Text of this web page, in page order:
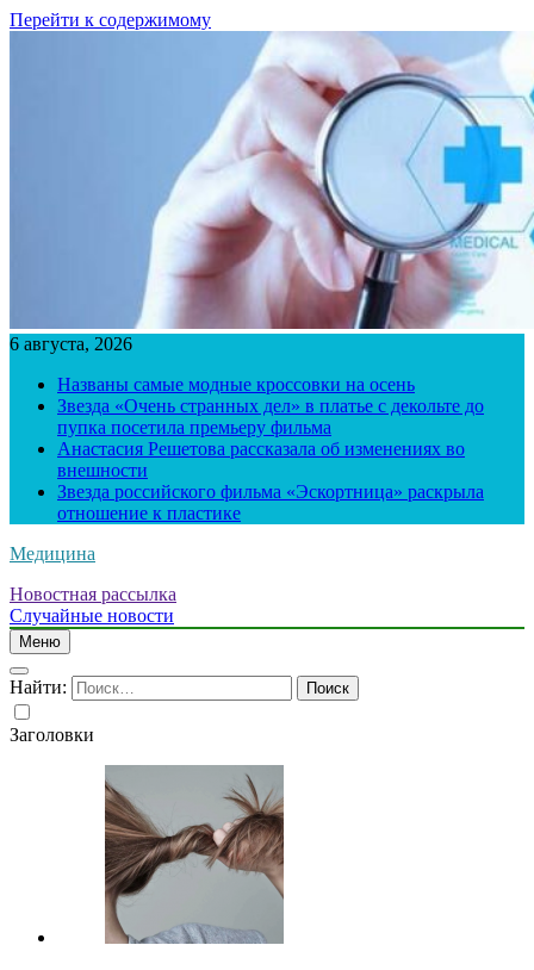
Перейти к содержимому
6 августа, 2026
Названы самые модные кроссовки на осень
Звезда «Очень странных дел» в платье с декольте до
пупка посетила премьеру фильма
Анастасия Решетова рассказала об изменениях во
внешности
Звезда российского фильма «Эскортница» раскрыла
отношение к пластике
Медицина
Новостная рассылка
Случайные новости
Меню
Найти:
Заголовки